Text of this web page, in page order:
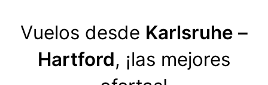
Vuelos desde Karlsruhe –
Hartford, ¡las mejores